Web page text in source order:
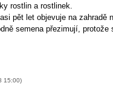
rostlin a rostlinek.
pět let objevuje na zahradě
semena přezimují, protože
15:00)